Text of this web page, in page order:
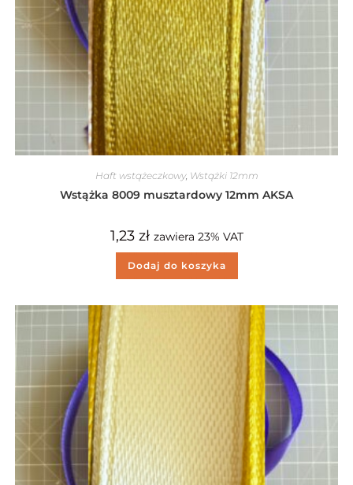
Haft wstążeczkowy, Wstążki 12mm
Wstążka 8009 musztardowy 12mm AKSA
1,23 zł zawiera 23% VAT
Dodaj do koszyka